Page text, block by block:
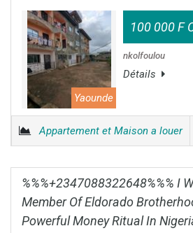
Yaounde
100 000 F
nkolfoulou
Détails
Appartement et Maison a louer
%%%+2347088322648%%% I
Member Of Eldorado
Powerful Money Ritual In